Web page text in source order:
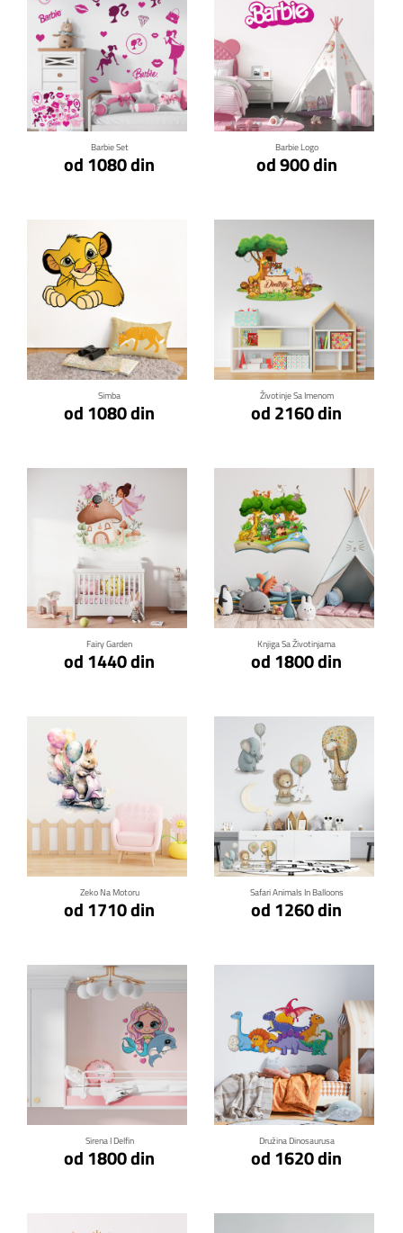
Barbie Set
od 1080 din
Klikni za detalje
Barbie Logo
od 900 din
Klikni za detalje
Simba
od 1080 din
Klikni za detalje
Životinje Sa Imenom
od 2160 din
Klikni za detalje
Fairy Garden
od 1440 din
Klikni za detalje
Knjiga Sa Životinjama
od 1800 din
Klikni za detalje
Zeko Na Motoru
od 1710 din
Klikni za detalje
Safari Animals In Balloons
od 1260 din
Klikni za detalje
Sirena I Delfin
od 1800 din
Klikni za detalje
Družina Dinosaurusa
od 1620 din
Klikni za detalje